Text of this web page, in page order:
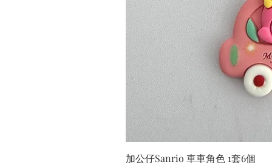
加公仔Sanrio 車車角色 1套6個